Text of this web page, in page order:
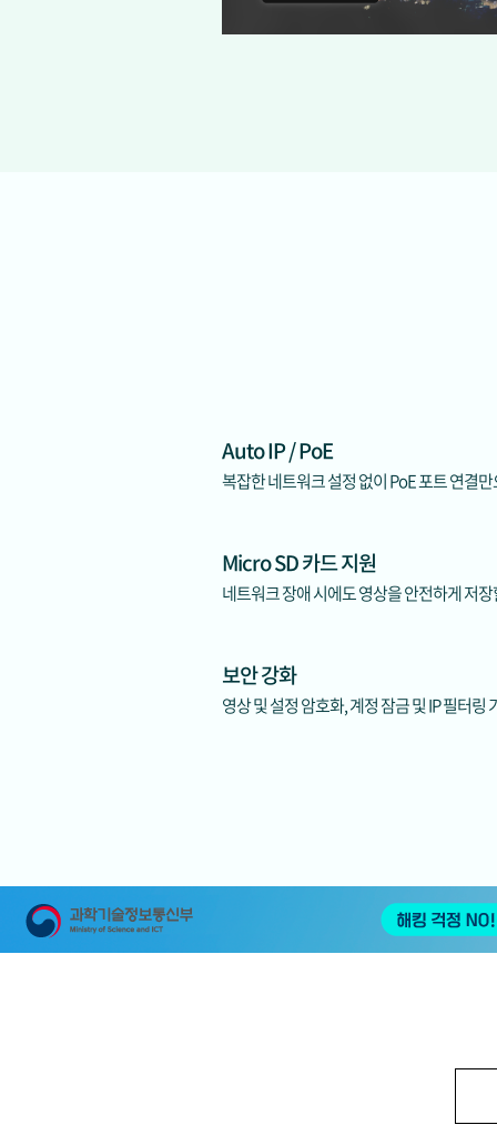
Auto IP / PoE
복잡한 네트워크 설정 없이 PoE 포트 연결
Micro SD 카드 지원
네트워크 장애 시에도 영상을 안전하게 저
보안 강화
영상 및 설정 암호화, 계정 잠금 및 IP 필터